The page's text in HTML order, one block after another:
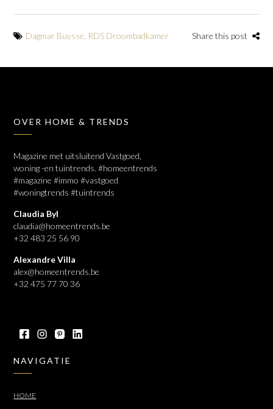
Dagmar Buysse, RDS Droombadkamer Share this post
OVER HOME & TRENDS
Magazine met uitsluitend Vastgoed,
woning -en tuintrends. #homeentrends
#magazine #immo #vastgoed
#woningtrends #tuintrends
Claudia Byl
claudia@homeentrends.be
+32 483 25 56 90
Alexandre Villa
alex@homeentrends.be
+32 475 77 70 36
NAVIGATIE
HOME